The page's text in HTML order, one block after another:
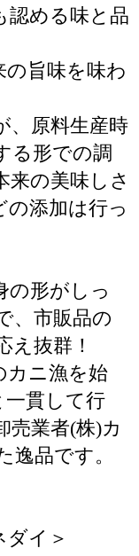
認める味と品
の旨味を味わ
、原料生産時
る形での調
来の美味しさ
の添加は行っ
の形がしっ
、市販品の
え抜群！
カニ漁を始
一貫して行
売業者(株)カ
品です。
ダイ＞